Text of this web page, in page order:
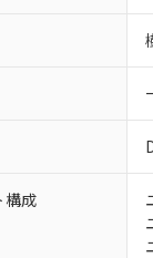
構成